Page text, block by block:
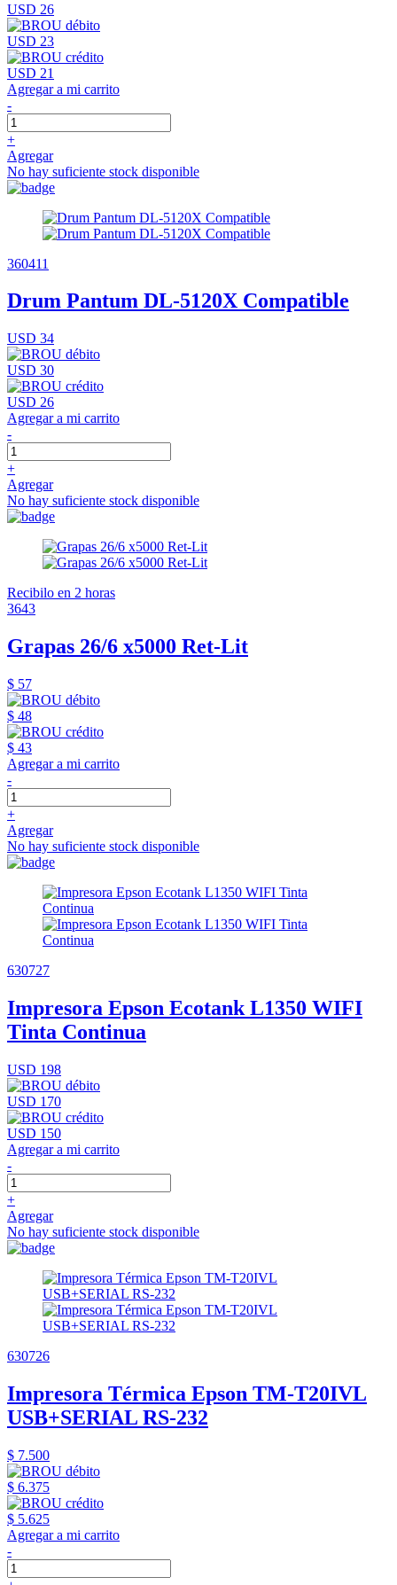
USD 26
USD 23
USD 21
Agregar a mi carrito
-
+
Agregar
No hay suficiente stock disponible
360411
Drum Pantum DL-5120X Compatible
USD 34
USD 30
USD 26
Agregar a mi carrito
-
+
Agregar
No hay suficiente stock disponible
Recibilo en 2 horas
3643
Grapas 26/6 x5000 Ret-Lit
$ 57
$ 48
$ 43
Agregar a mi carrito
-
+
Agregar
No hay suficiente stock disponible
630727
Impresora Epson Ecotank L1350 WIFI
Tinta Continua
USD 198
USD 170
USD 150
Agregar a mi carrito
-
+
Agregar
No hay suficiente stock disponible
630726
Impresora Térmica Epson TM-T20IVL
USB+SERIAL RS-232
$ 7.500
$ 6.375
$ 5.625
Agregar a mi carrito
-